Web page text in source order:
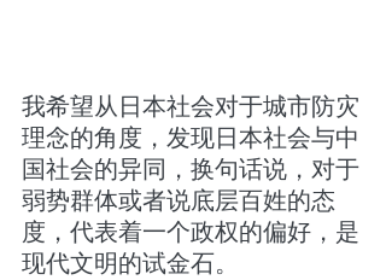
我希望从日本社会对于城市防灾
理念的角度，发现日本社会与中
国社会的异同，换句话说，对于
弱势群体或者说底层百姓的态
度，代表着一个政权的偏好，是
现代文明的试金石。